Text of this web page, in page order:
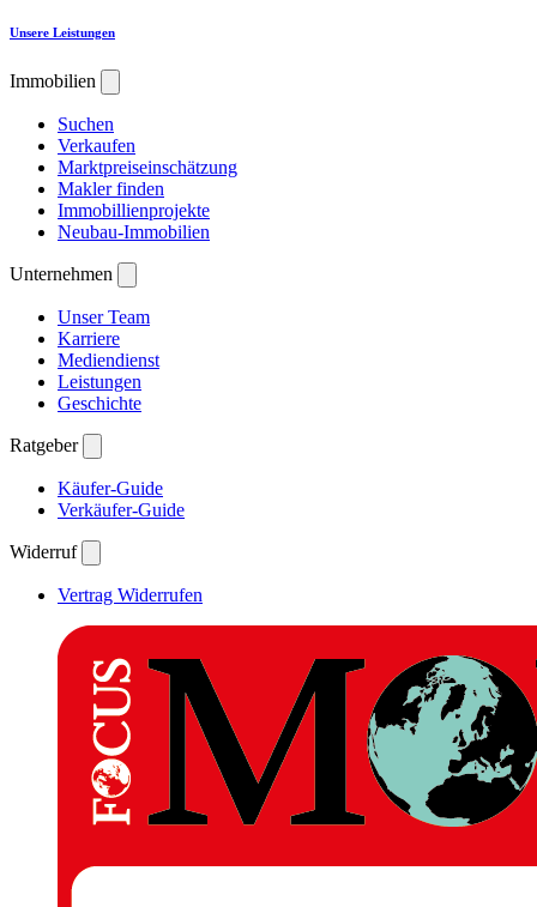
Unsere Leistungen
Immobilien
Suchen
Verkaufen
Marktpreiseinschätzung
Makler finden
Immobillienprojekte
Neubau-Immobilien
Unternehmen
Unser Team
Karriere
Mediendienst
Leistungen
Geschichte
Ratgeber
Käufer-Guide
Verkäufer-Guide
Widerruf
Vertrag Widerrufen